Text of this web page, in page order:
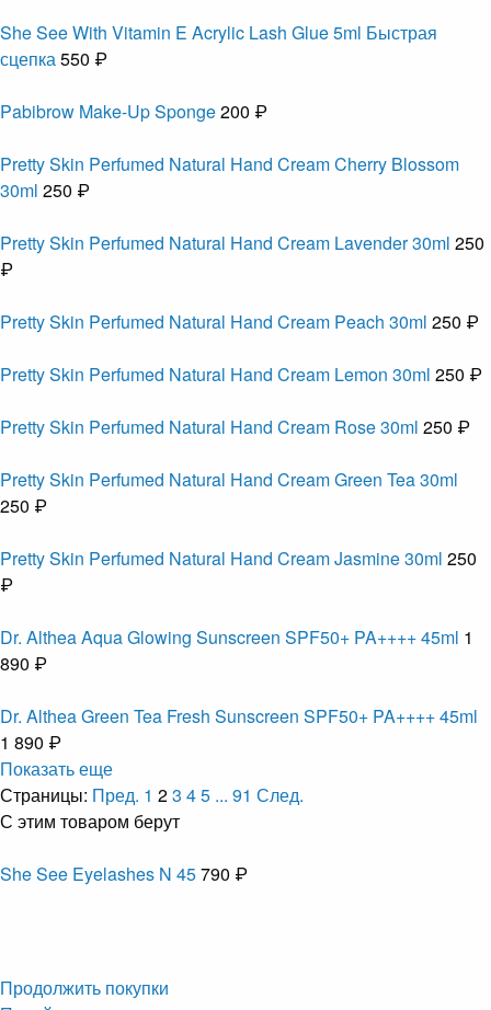
She See With Vitamin E Acrylic Lash Glue 5ml Быстрая
сцепка550 ₽
Pabibrow Make-Up Sponge200 ₽
Pretty Skin Perfumed Natural Hand Cream Cherry Blossom
30ml 250 ₽
Pretty Skin Perfumed Natural Hand Cream Lavender 30ml 250
₽
Pretty Skin Perfumed Natural Hand Cream Peach 30ml 250 ₽
Pretty Skin Perfumed Natural Hand Cream Lemon 30ml 250 ₽
Pretty Skin Perfumed Natural Hand Cream Rose 30ml 250 ₽
Pretty Skin Perfumed Natural Hand Cream Green Tea 30ml
250 ₽
Pretty Skin Perfumed Natural Hand Cream Jasmine 30ml 250
₽
Dr. Althea Aqua Glowing Sunscreen SPF50+ PA++++ 45ml 1
890 ₽
Dr. Althea Green Tea Fresh Sunscreen SPF50+ PA++++ 45ml
1 890 ₽
Показать еще
Страницы: Пред. 1 23 45 ... 91 След.
С этим товаром берут
She See Eyelashes N 45790 ₽
Продолжить покупки